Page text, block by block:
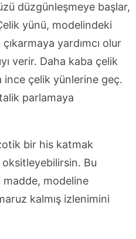
düzgünleşmeye başlar,
yünü, modelindeki
yardımcı olur
verir. Daha kaba çelik
ince çelik yünlerine geç.
parlamaya
bir his katmak
Bu
madde, modeline
kalmış izlenimini